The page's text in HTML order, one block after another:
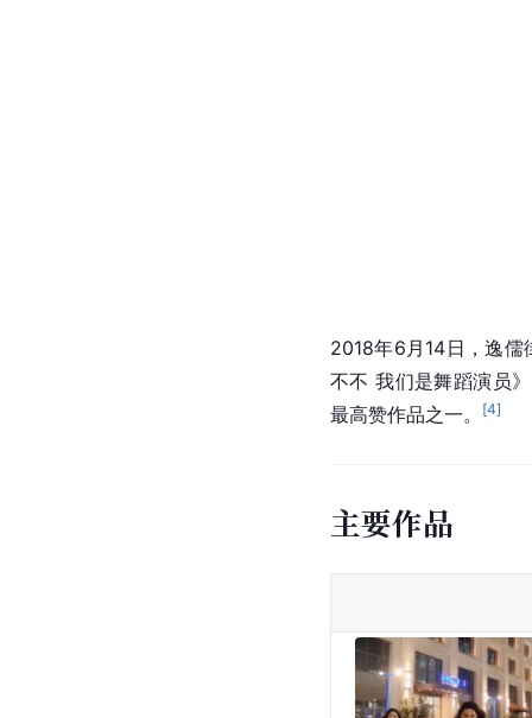
2018年6月14日，逸儒
不不 我们是舞蹈演员
最高赞作品之一。
[4]
主要作品